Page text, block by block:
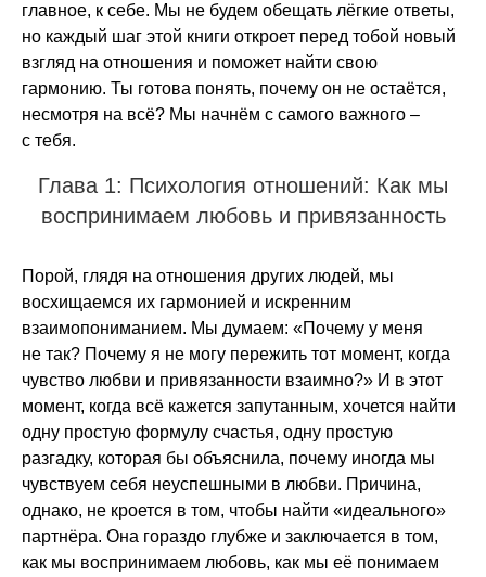
главное, к себе. Мы не будем обещать лёгкие ответы,
но каждый шаг этой книги откроет перед тобой новый
взгляд на отношения и поможет найти свою
гармонию. Ты готова понять, почему он не остаётся,
несмотря на всё? Мы начнём с самого важного –
с тебя.
Глава 1: Психология отношений: Как мы
воспринимаем любовь и привязанность
Порой, глядя на отношения других людей, мы
восхищаемся их гармонией и искренним
взаимопониманием. Мы думаем: «Почему у меня
не так? Почему я не могу пережить тот момент, когда
чувство любви и привязанности взаимно?» И в этот
момент, когда всё кажется запутанным, хочется найти
одну простую формулу счастья, одну простую
разгадку, которая бы объяснила, почему иногда мы
чувствуем себя неуспешными в любви. Причина,
однако, не кроется в том, чтобы найти «идеального»
партнёра. Она гораздо глубже и заключается в том,
как мы воспринимаем любовь, как мы её понимаем